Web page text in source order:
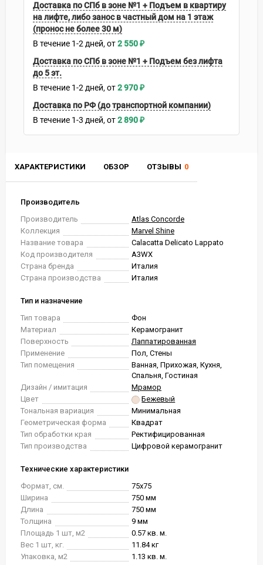
ХАРАКТЕРИСТИКИ ОБЗОР ОТЗЫВЫ 0
Производитель
Производитель
Atlas Concorde
Коллекция
Marvel Shine
Название товара
Calacatta Delicato Lappato
Код производителя
A3WX
Страна бренда
Италия
Страна производства
Италия
Тип и назначение
Тип товара
Фон
Материал
Керамогранит
Поверхность
Лаппатированная
Применение
Пол, Стены
Тип помещения
Ванная, Прихожая, Кухня,
Спальня, Гостиная
Дизайн / имитация
Мрамор
Цвет
Бежевый
Тональная вариация
Минимальная
Геометрическая форма
Квадрат
Тип обработки края
Ректифицированная
Тип производства
Цифровой керамогранит
Технические характеристики
Формат, см.
75x75
Ширина
750 мм
Длина
750 мм
Толщина
9 мм
Площадь 1 шт, м2
0.57 кв. м.
Вес 1 шт, кг.
11.84 кг
Упаковка, м2
1.13 кв. м.
Доставка по СПб в зоне №1 + Подъем в квартиру
на лифте, либо занос в частный дом на 1 этаж
(пронос не более 30 м)
В течение 1-2 дней 2 550₽
Доставка по СПб в зоне №1 + Подъем без лифта
до 5 эт.
В течение 1-2 дней 2 970₽
Доставка по РФ (до транспортной компании)
В течение 1-3 дней 2 890₽